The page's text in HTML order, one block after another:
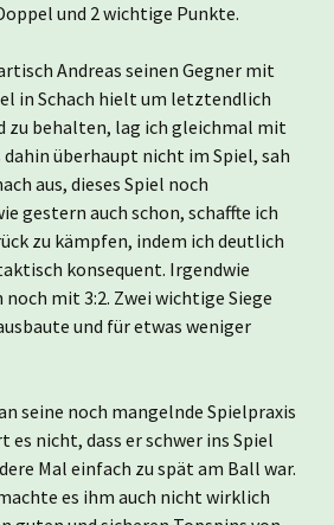
und 2 wichtige Punkte.
Andreas seinen Gegner mit
in Schach hielt um letztendlich
zu behalten, lag ich gleichmal mit
dahin überhaupt nicht im Spiel, sah
aus, dieses Spiel noch
gestern auch schon, schaffte ich
zu kämpfen, indem ich deutlich
konsequent. Irgendwie
mit 3:2. Zwei wichtige Siege
und für etwas weniger
seine noch mangelnde Spielpraxis
es nicht, dass er schwer ins Spiel
Mal einfach zu spät am Ball war.
es ihm auch nicht wirklich